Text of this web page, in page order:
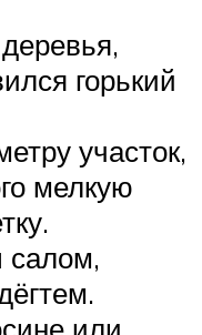
горький
участок,
мелкую
салом,